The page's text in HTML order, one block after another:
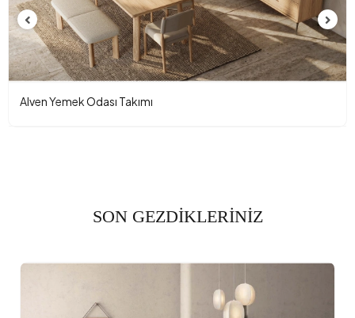
Alven Yemek Odası Takımı
SON GEZDİKLERİNİZ